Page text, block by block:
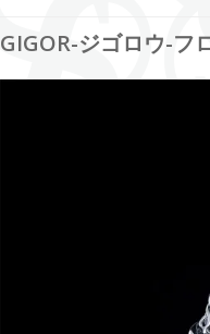
GIGOR-ジゴロウ-フ